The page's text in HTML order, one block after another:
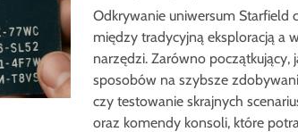
Odkrywanie uniwersum Starfield
między tradycyjną eksploracją a
narzędzi. Zarówno początkujący,
sposobów na szybsze
czy testowanie skrajnych
oraz komendy konsoli, które